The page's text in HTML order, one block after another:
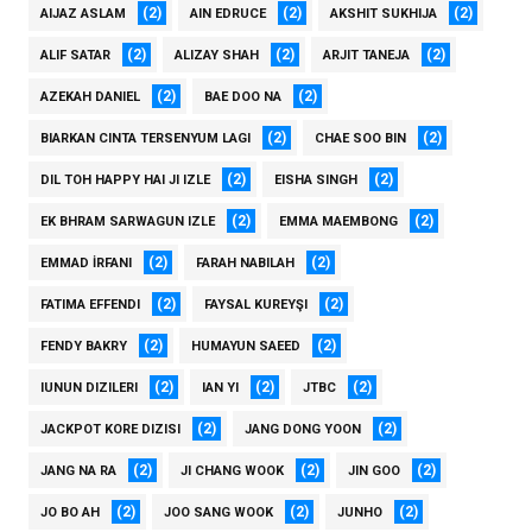
AIJAZ ASLAM (2) AIN EDRUCE (2) AKSHIT SUKHIJA (2)
ALIF SATAR (2) ALIZAY SHAH (2) ARJIT TANEJA (2)
AZEKAH DANIEL (2) BAE DOO NA (2)
BIARKAN CINTA TERSENYUM LAGI (2) CHAE SOO BIN (2)
DIL TOH HAPPY HAI JI IZLE (2) EISHA SINGH (2)
EK BHRAM SARWAGUN IZLE (2) EMMA MAEMBONG (2)
EMMAD İRFANI (2) FARAH NABILAH (2)
FATIMA EFFENDI (2) FAYSAL KUREYŞI (2)
FENDY BAKRY (2) HUMAYUN SAEED (2)
IUNUN DIZILERI (2) IAN YI (2) JTBC (2)
JACKPOT KORE DIZISI (2) JANG DONG YOON (2)
JANG NA RA (2) JI CHANG WOOK (2) JIN GOO (2)
JO BO AH (2) JOO SANG WOOK (2) JUNHO (2)